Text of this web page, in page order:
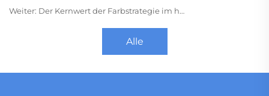
Weiter: Der Kernwert der Farbstrategie im heutigen Geschäftsumfeld
Alle